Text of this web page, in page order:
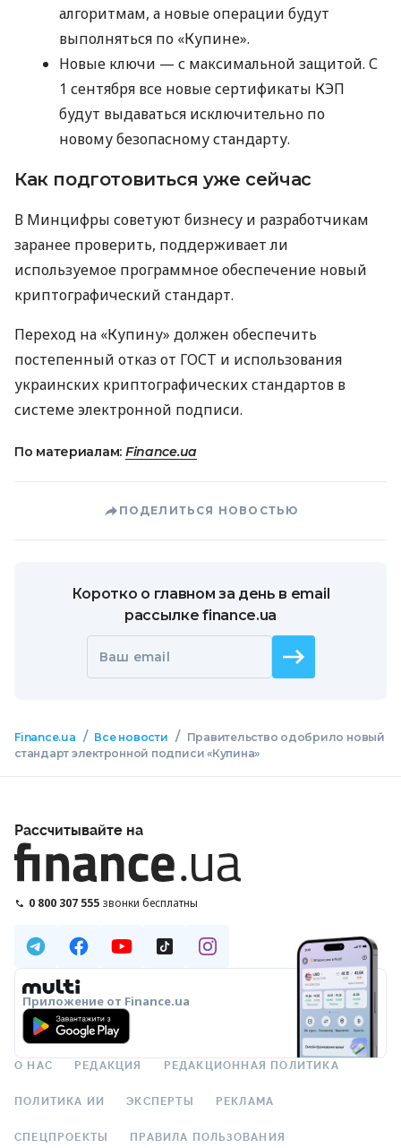
алгоритмам, а новые операции будут
выполняться по «Купине».
Новые ключи — с максимальной защитой. С
1 сентября все новые сертификаты КЭП
будут выдаваться исключительно по
новому безопасному стандарту.
Как подготовиться уже сейчас
В Минцифры советуют бизнесу и разработчикам
заранее проверить, поддерживает ли
используемое программное обеспечение новый
криптографический стандарт.
Переход на «Купину» должен обеспечить
постепенный отказ от ГОСТ и использования
украинских криптографических стандартов в
системе электронной подписи.
По материалам: Finance.ua
ПОДЕЛИТЬСЯ НОВОСТЬЮ
Коротко о главном за день в email
рассылке finance.ua
Ваш email
Finance.ua / Все новости /
Правительство одобрило новый
стандарт электронной подписи «Купина»
Рассчитывайте на
0 800 307 555 звонки бесплатны
Приложение от Finance.ua
О НАС РЕДАКЦИЯ РЕДАКЦИОННАЯ ПОЛИТИКА
ПОЛИТИКА ИИ ЭКСПЕРТЫ РЕКЛАМА
СПЕЦПРОЕКТЫ ПРАВИЛА ПОЛЬЗОВАНИЯ